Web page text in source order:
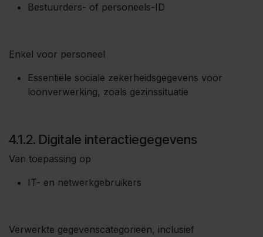
Bestuurders- of personeels-ID
Enkel voor personeel
Essentiële sociale zekerheidsgegevens voor
loonverwerking, zoals gezinssituatie
4.1.2. Digitale interactiegegevens
Van toepassing op
IT- en netwerkgebruikers
Verwerkte gegevenscategorieën, inclusief